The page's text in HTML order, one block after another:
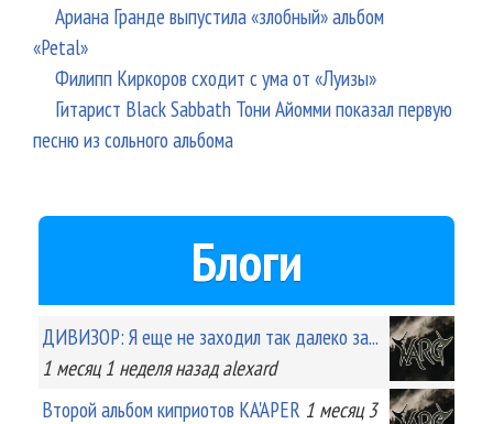
Ариана Гранде выпустила «злобный» альбом
«Petal»
Филипп Киркоров сходит с ума от «Луизы»
Гитарист Black Sabbath Тони Айомми показал первую
песню из сольного альбома
Блоги
ДИВИЗОР: Я еще не заходил так далеко за...
1 месяц 1 неделяназад alexard
Второй альбом киприотов KA'APER 1 месяц 3